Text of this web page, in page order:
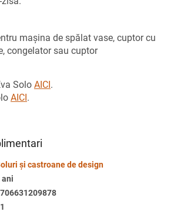
mașina de spălat vase, cuptor cu
congelator sau cuptor
Solo AICI.
AICI.
și castroane de design
ani